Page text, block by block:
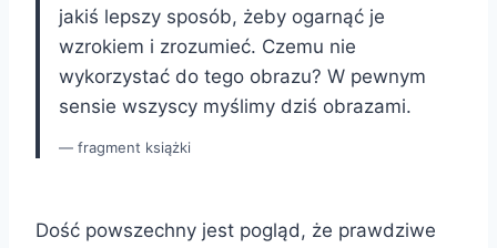
jakiś lepszy sposób, żeby ogarnąć je
wzrokiem i zrozumieć. Czemu nie
wykorzystać do tego obrazu? W pewnym
sensie wszyscy myślimy dziś obrazami.
fragment książki
Dość powszechny jest pogląd, że prawdziwe